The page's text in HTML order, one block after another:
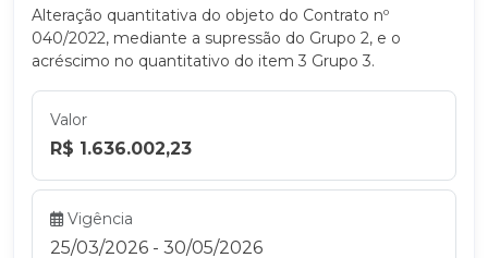
Alteração quantitativa do objeto do Contrato nº
040/2022, mediante a supressão do Grupo 2, e o
acréscimo no quantitativo do item 3 Grupo 3.
Valor
R$ 1.636.002,23
Vigência
25/03/2026 - 30/05/2026